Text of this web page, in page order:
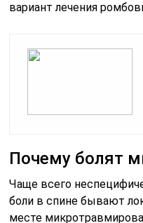
вариант лечения
Почему болят
Чаще всего
боли в спине бывают
месте